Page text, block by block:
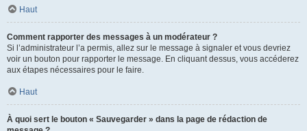
Haut
Comment rapporter des messages à un modérateur ?
Si l’administrateur l’a permis, allez sur le message à signaler et vous devriez
voir un bouton pour rapporter le message. En cliquant dessus, vous accéderez
aux étapes nécessaires pour le faire.
Haut
À quoi sert le bouton « Sauvegarder » dans la page de rédaction de